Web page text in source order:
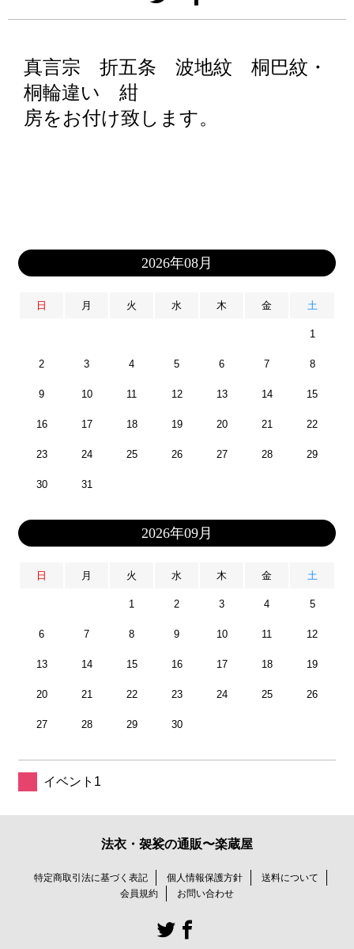
真言宗 折五条 波地紋 桐巴紋・
桐輪違い 紺
房をお付け致します。
2026年08月
日 月 火 水 木 金 土
1
2 3 4 5 6 7 8
9 10 11 12 13 14 15
16 17 18 19 20 21 22
23 24 25 26 27 28 29
30 31
2026年09月
日 月 火 水 木 金 土
1 2 3 4 5
6 7 8 9 10 11 12
13 14 15 16 17 18 19
20 21 22 23 24 25 26
27 28 29 30
イベント1
法衣・袈裟の通販〜楽蔵屋
特定商取引法に基づく表記 個人情報保護方針
送料について
会員規約
お問い合わせ